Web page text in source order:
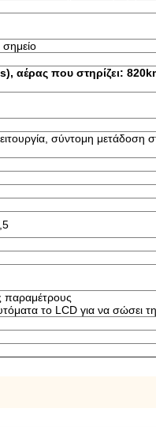
αέρας που στηρίζει:
σύντομη μετάδοση
παραμέτρους
το LCD για να σώσει